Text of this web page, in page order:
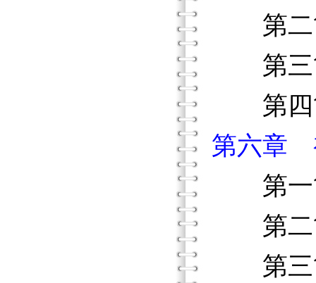
第二
第三
第四
第六章
第一
第二
第三